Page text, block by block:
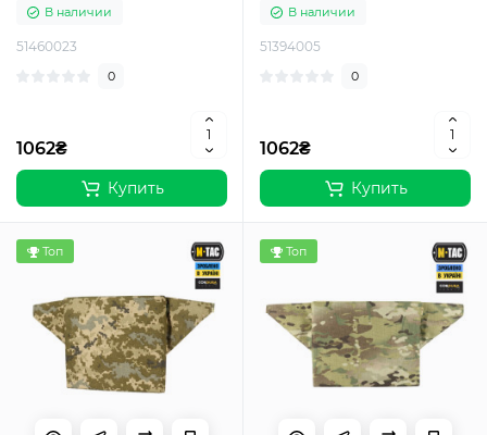
В наличии
51460023
0
1062₴
Купить
В наличии
51394005
0
1062₴
Купить
Топ Топ